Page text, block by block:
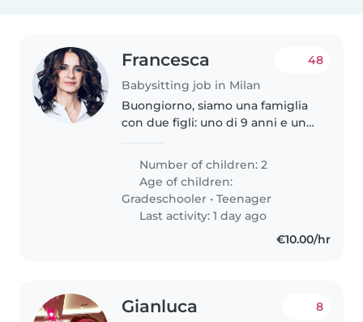
Francesca
Babysitting job in Milan
48
Buongiorno, siamo una famiglia
con due figli: uno di 9 anni e uno
babysitter per il più piccolo (il
grande è autonomo). L'impegno
è tutti i giorni..
Number of children: 2
Age of children:
Gradeschooler •Teenager
Last activity: 1 day ago
€10.00/hr
Gianluca 8